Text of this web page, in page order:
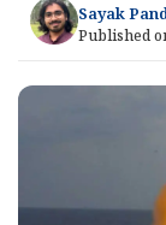
Sayak
Published